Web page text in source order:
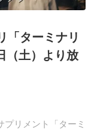
「ターミナリ
（土）より放
リメント「ターミ